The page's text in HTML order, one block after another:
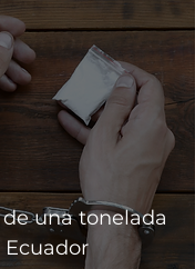
una tonelada